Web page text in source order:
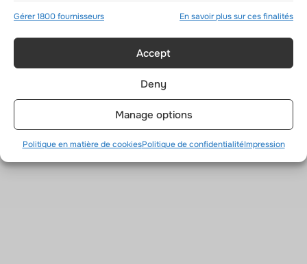
Gérer 1800 fournisseurs En savoir plus sur ces finalités
Accept
Deny
Manage options
Politique en matière de cookiesPolitique de confidentialitéImpression